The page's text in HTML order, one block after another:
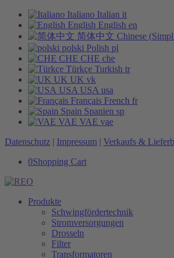
Italiano Italian it
English English en
简体中文 Chinese
polski Polish pl
CHE CHE che
Türkçe Turkish tr
UK UK vk
USA USA usa
Français French fr
Spain Spanien sp
VAE VAE vae
Datenschutz | Impressum | Verkaufs &
0Shopping Cart
Produkte
Schwingfördertechnik
Stromversorgungen
Drosseln
Filter
Transformatoren